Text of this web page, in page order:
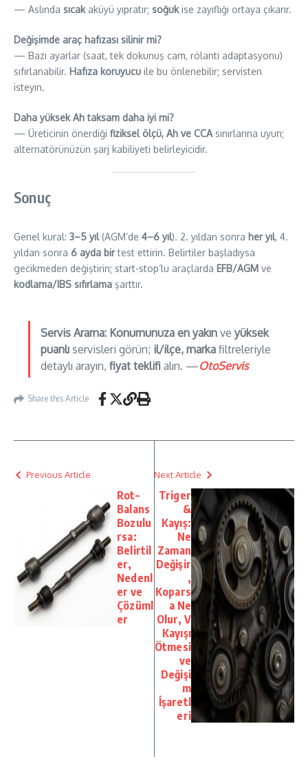
— Aslında sıcakaküyü yıpratır; soğukise zayıflığı ortaya çıkarır.
Değişimde araç hafızası silinir mi?
— Bazı ayarlar (saat, tek dokunuş cam, rölanti adaptasyonu)
sıfırlanabilir. Hafıza koruyucu ile bu önlenebilir; servisten
isteyin.
Daha yüksek Ah taksam daha iyi mi?
— Üreticinin önerdiği fiziksel ölçü, Ah ve CCA sınırlarına uyun;
alternatörünüzün şarj kabiliyeti belirleyicidir.
Sonuç
Genel kural: 3–5 yıl(AGM’de 4–6 yıl). 2. yıldan sonra her yıl, 4.
yıldan sonra 6 ayda birtest ettirin. Belirtiler başladıysa
gecikmeden değiştirin; start-stop’lu araçlarda EFB/AGM ve
kodlama/IBS sıfırlama şarttır.
Servis Arama: Konumunuza en yakın ve yüksek
puanlı servisleri görün; il/ilçe, marka filtreleriyle
detaylı arayın, fiyat teklifi alın. —OtoServis
Share this Article
Previous Article
Rot–
Balans
Bozulu
rsa:
Belirtil
er,
Nedenl
er ve
Çözüml
er
Next Article
Triger
&
Kayış:
Ne
Zaman
Değişir
,
Kopars
a Ne
Olur, V
Kayışı
Ötmesi
ve
Değişi
m
İşaretl
eri